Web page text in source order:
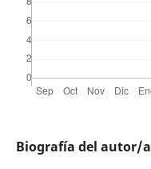
Biografía del autor/a